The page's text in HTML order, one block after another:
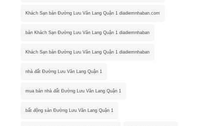
Khách Sạn bán Đường Lưu Văn Lang Quận 1 diadiemnhaban.com
bán Khách Sạn Đường Lưu Văn Lang Quận 1 diadiemnhaban
Khách Sạn bán Đường Lưu Văn Lang Quận 1 diadiemnhaban
nhà đất Đường Lưu Văn Lang Quận 1
mua bán nhà đất Đường Lưu Văn Lang Quận 1
bất động sản Đường Lưu Văn Lang Quận 1